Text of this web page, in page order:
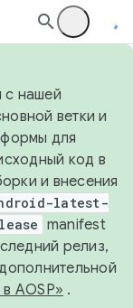
с нашей
ветки и
для
код в
и внесения
latest-
manifest
релиз,
AOSP» .